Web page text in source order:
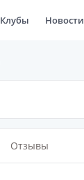
Клубы Новости
Отзывы